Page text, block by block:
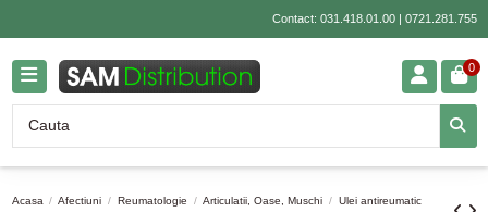
Contact: 031.418.01.00| 0721.281.755
0
Acasa Afectiuni Reumatologie Articulatii, Oase, Muschi
Ulei antireumatic